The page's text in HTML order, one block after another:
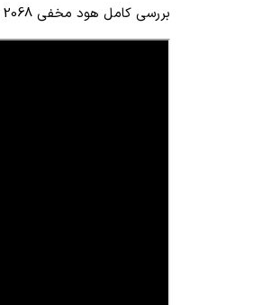
بررسی کامل هود مخفی 2068 بیمکث(bimax)